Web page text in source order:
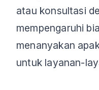
atau konsultasi
mempengaruhi
menanyakan
untuk layanan-